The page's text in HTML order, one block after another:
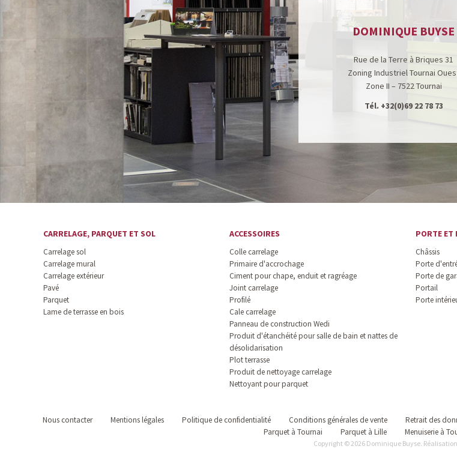
DOMINIQUE BUYSE
Rue de la Terre à Briques 31
Zoning Industriel Tournai
Zone II – 7522 Tournai
Tél. +32(0)69 22 78 73
CARRELAGE, PARQUET ET SOL
Carrelage sol
Carrelage mural
Carrelage extérieur
Pavé
Parquet
Lame de terrasse en bois
ACCESSOIRES
Colle carrelage
Primaire d'accrochage
Ciment pour chape, enduit et ragréage
Joint carrelage
Profilé
Cale carrelage
Panneau de construction Wedi
Produit d'étanchéité pour salle de bain et nattes de
désolidarisation
Plot terrasse
Produit de nettoyage carrelage
Nettoyant pour parquet
PORTE ET
Châssis
Porte
Porte de
Portail
Porte
Nous contacter Mentions légales Politique de confidentialité Conditions générales de vente Retrait des
Parquet à Tournai
Parquet à Lille Menuiserie à
Copyright © 2026 Dominique Buyse. Réalisation